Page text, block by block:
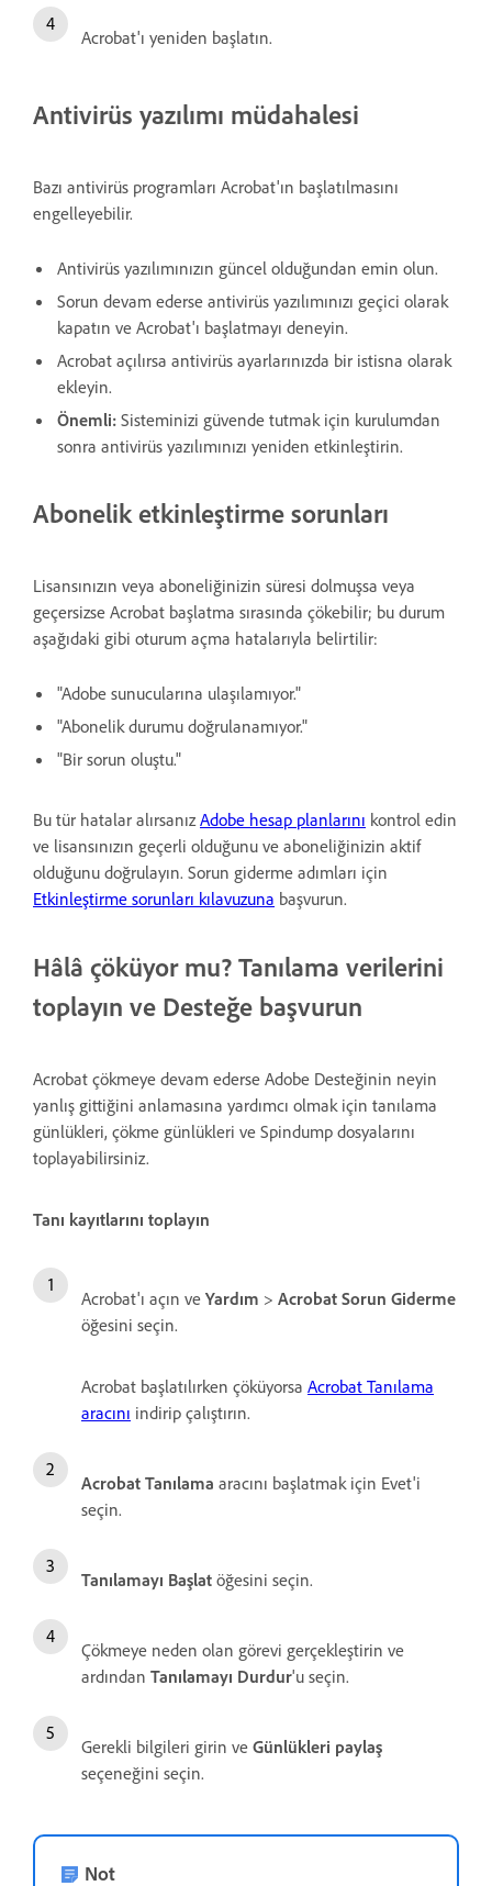
Acrobat'ı yeniden başlatın.
Antivirüs yazılımı müdahalesi
Bazı antivirüs programları Acrobat'ın başlatılmasını
engelleyebilir.
Antivirüs yazılımınızın güncel olduğundan emin olun.
Sorun devam ederse antivirüs yazılımınızı geçici olarak
kapatın ve Acrobat'ı başlatmayı deneyin.
Acrobat açılırsa antivirüs ayarlarınızda bir istisna olarak
ekleyin.
Önemli: Sisteminizi güvende tutmak için kurulumdan
sonra antivirüs yazılımınızı yeniden etkinleştirin.
Abonelik etkinleştirme sorunları
Lisansınızın veya aboneliğinizin süresi dolmuşsa veya
geçersizse Acrobat başlatma sırasında çökebilir; bu durum
aşağıdaki gibi oturum açma hatalarıyla belirtilir:
"Adobe sunucularına ulaşılamıyor."
"Abonelik durumu doğrulanamıyor."
"Bir sorun oluştu."
Bu tür hatalar alırsanız Adobe hesap planlarını kontrol edin
ve lisansınızın geçerli olduğunu ve aboneliğinizin aktif
olduğunu doğrulayın. Sorun giderme adımları için
Etkinleştirme sorunları kılavuzuna başvurun.
Hâlâ çöküyor mu? Tanılama verilerini
toplayın ve Desteğe başvurun
Acrobat çökmeye devam ederse Adobe Desteğinin neyin
yanlış gittiğini anlamasına yardımcı olmak için tanılama
günlükleri, çökme günlükleri ve Spindump dosyalarını
toplayabilirsiniz.
Tanı kayıtlarını toplayın
Acrobat'ı açın ve Yardım > Acrobat Sorun Giderme
öğesini seçin.
Acrobat başlatılırken çöküyorsa Acrobat Tanılama
aracını indirip çalıştırın.
Acrobat Tanılama aracını başlatmak için Evet'i
seçin.
Tanılamayı Başlat öğesini seçin.
Çökmeye neden olan görevi gerçekleştirin ve
ardından Tanılamayı Durdur'u seçin.
Gerekli bilgileri girin ve Günlükleri paylaş
seçeneğini seçin.
Not